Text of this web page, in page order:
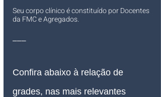
Seu corpo clínico é constituído por Docentes
da FMC e Agregados.
___
Confira abaixo à relação de
grades, nas mais relevantes